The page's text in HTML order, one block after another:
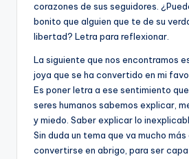
corazones de sus seguidores.
bonito que alguien que te de su
libertad? Letra para reflexionar.
La siguiente que nos encontramos
joya que se ha convertido en mi
Es poner letra a ese sentimiento
seres humanos sabemos explicar,
y miedo. Saber explicar lo
Sin duda un tema que va mucho
convertirse en abrigo, para ser